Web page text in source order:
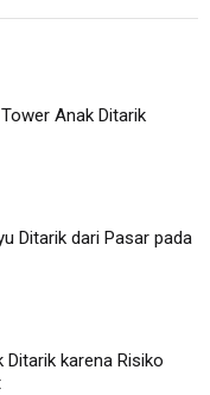
Anak Ditarik
Ditarik dari Pasar pada
Ditarik karena Risiko